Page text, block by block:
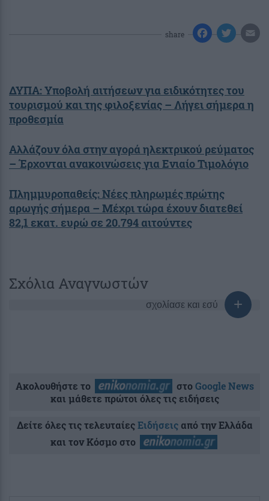
share
ΔΥΠΑ: Υποβολή αιτήσεων για ειδικότητες του
τουρισμού και της φιλοξενίας – Λήγει σήμερα η
προθεσμία
Αλλάζουν όλα στην αγορά ηλεκτρικού ρεύματος
– Έρχονται ανακοινώσεις για Ενιαίο Τιμολόγιο
Πλημμυροπαθείς: Νέες πληρωμές πρώτης
αρωγής σήμερα – Μέχρι τώρα έχουν διατεθεί
82,1 εκατ. ευρώ σε 20.794 αιτούντες
Σχόλια Αναγνωστών
σχολίασε και εσύ
Ακολουθήστε το στοGoogle News
και μάθετε πρώτοι όλες τις ειδήσεις
Δείτε όλες τις τελευταίεςΕιδήσειςαπό την Ελλάδα
και τον Κόσμο στο